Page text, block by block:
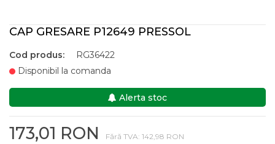
CAP GRESARE P12649 PRESSOL
Cod produs:
RG36422
Disponibil la comanda
Alerta stoc
173,01 RON Fără TVA: 142,98 RON